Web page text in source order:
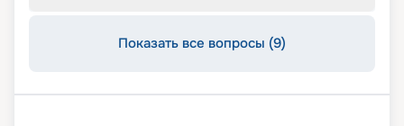
Показать все вопросы (9)